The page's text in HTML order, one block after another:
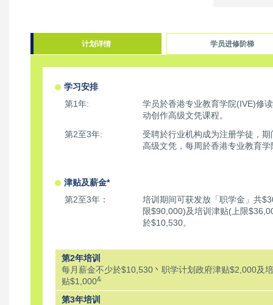
计划详情 学员进修阶梯
学习安排
第1年:
学员於香港专业教育学院(IVE)修
动创作高级文凭课程。
第2至3年:
受聘於行业机构成为注册学徒，
高级文凭，每周於香港专业教育
津贴及薪金*
第2至3年：
培训期间可获发放「职学金」共
限$90,000)及培训津贴(上限
於$10,530。
第2年培训
每月薪金不少於$10,530丶职学计划政府津贴$2,000及
贴$1,000&
第3年培训